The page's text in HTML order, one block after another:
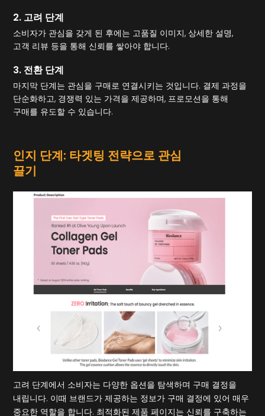
2. 고려 단계
소비자가 관심을 갖게 된 후에는 고품질 이미지, 상세한 설명,
고객 리뷰 등을 통해 신뢰를 쌓아야 합니다.
3. 전환 단계
마지막 단계는 관심을 구매로 연결시키는 것입니다. 결제 과정을
단순화하고, 경쟁력 있는 가격을 제공하며, 프로모션을 통해
구매를 유도할 수 있습니다.
인지 단계: 타겟팅 전략으로 관심
끌기
고려 단계에서 소비자는 다양한 옵션을 탐색하며 구매 결정을
내립니다. 이때 브랜드가 제공하는 정보가 구매 결정에 있어 매우
중요한 역할을 합니다. 최적화된 제품 페이지는 신뢰를 구축하는